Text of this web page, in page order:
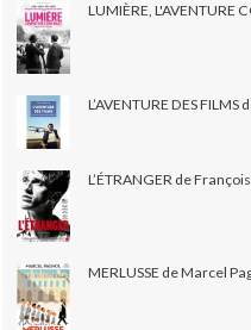
LUMIÈRE, L'AVENTURE
L’AVENTURE DES
L’ÉTRANGER de
MERLUSSE de Marcel